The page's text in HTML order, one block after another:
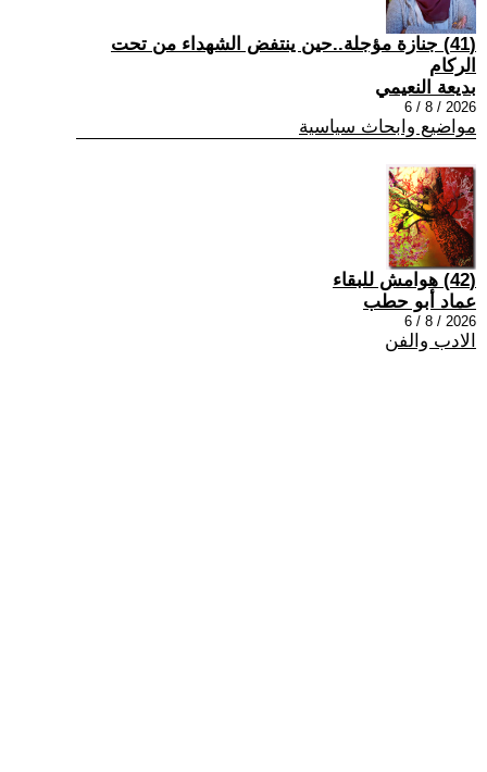
(41) جنازة مؤجلة..حين ينتفض الشهداء من تحت
الركام
بديعة النعيمي
2026 / 8 / 6
مواضيع وابحاث سياسية
(42) هوامش للبقاء
عماد أبو حطب
2026 / 8 / 6
الادب والفن